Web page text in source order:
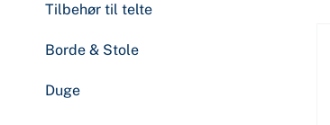
Tilbehør til telte
Borde & Stole
Duge